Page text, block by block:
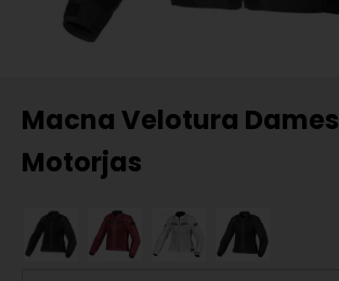
Macna Velotura Dames
Motorjas